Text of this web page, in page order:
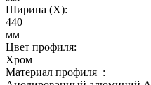
Ширина (Х):
440
мм
Цвет профиля:
Хром
Материал профиля :